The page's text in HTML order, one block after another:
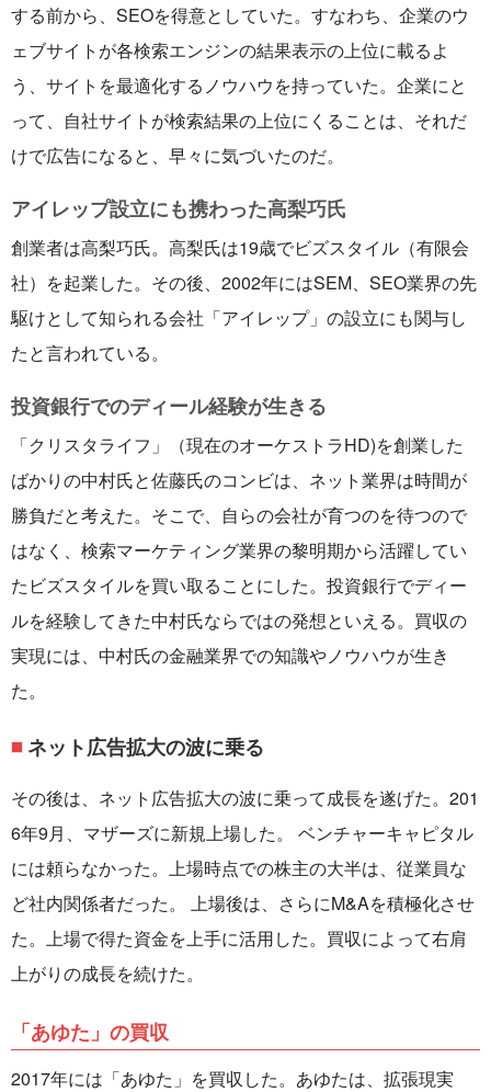
する前から、SEOを得意としていた。すなわち、企業のウ
ェブサイトが各検索エンジンの結果表示の上位に載るよ
う、サイトを最適化するノウハウを持っていた。企業にと
って、自社サイトが検索結果の上位にくることは、それだ
けで広告になると、早々に気づいたのだ。
アイレップ設立にも携わった高梨巧氏
創業者は高梨巧氏。高梨氏は19歳でビズスタイル（有限会
社）を起業した。その後、2002年にはSEM、SEO業界の先
駆けとして知られる会社「アイレップ」の設立にも関与し
たと言われている。
投資銀行でのディール経験が生きる
「クリスタライフ」（現在のオーケストラHD)を創業した
ばかりの中村氏と佐藤氏のコンビは、ネット業界は時間が
勝負だと考えた。そこで、自らの会社が育つのを待つので
はなく、検索マーケティング業界の黎明期から活躍してい
たビズスタイルを買い取ることにした。投資銀行でディー
ルを経験してきた中村氏ならではの発想といえる。買収の
実現には、中村氏の金融業界での知識やノウハウが生き
た。
ネット広告拡大の波に乗る
その後は、ネット広告拡大の波に乗って成長を遂げた。201
6年9月、マザーズに新規上場した。 ベンチャーキャピタル
には頼らなかった。上場時点での株主の大半は、従業員な
ど社内関係者だった。 上場後は、さらにM&Aを積極化させ
た。上場で得た資金を上手に活用した。買収によって右肩
上がりの成長を続けた。
「あゆた」の買収
2017年には「あゆた」を買収した。あゆたは、拡張現実